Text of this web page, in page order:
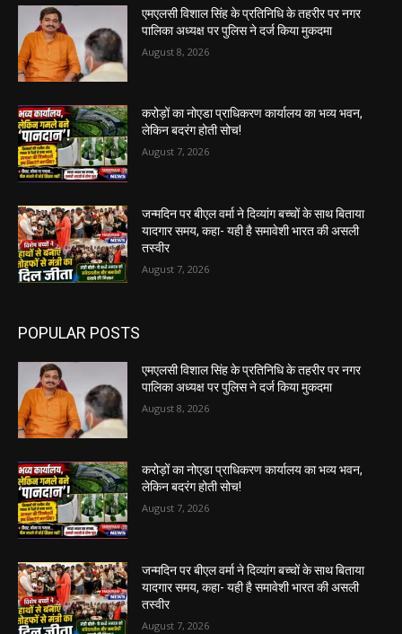
एमएलसी विशाल सिंह के प्रतिनिधि के तहरीर पर नगर
पालिका अध्यक्ष पर पुलिस ने दर्ज किया मुकदमा
August 8, 2026
करोड़ों का नोएडा प्राधिकरण कार्यालय का भव्य भवन,
लेकिन बदरंग होती सोच!
August 7, 2026
जन्मदिन पर बीएल वर्मा ने दिव्यांग बच्चों के साथ बिताया
यादगार समय, कहा- यही है समावेशी भारत की असली
तस्वीर
August 7, 2026
POPULAR POSTS
एमएलसी विशाल सिंह के प्रतिनिधि के तहरीर पर नगर
पालिका अध्यक्ष पर पुलिस ने दर्ज किया मुकदमा
August 8, 2026
करोड़ों का नोएडा प्राधिकरण कार्यालय का भव्य भवन,
लेकिन बदरंग होती सोच!
August 7, 2026
जन्मदिन पर बीएल वर्मा ने दिव्यांग बच्चों के साथ बिताया
यादगार समय, कहा- यही है समावेशी भारत की असली
तस्वीर
August 7, 2026